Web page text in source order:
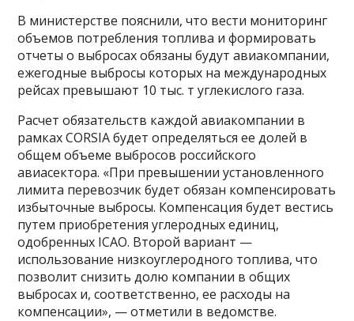
В министерстве пояснили, что вести мониторинг
объемов потребления топлива и формировать
отчеты о выбросах обязаны будут авиакомпании,
ежегодные выбросы которых на международных
рейсах превышают 10 тыс. т углекислого газа.
Расчет обязательств каждой авиакомпании в
рамках CORSIA будет определяться ее долей в
общем объеме выбросов российского
авиасектора. «При превышении установленного
лимита перевозчик будет обязан компенсировать
избыточные выбросы. Компенсация будет вестись
путем приобретения углеродных единиц,
одобренных ICAO. Второй вариант —
использование низкоуглеродного топлива, что
позволит снизить долю компании в общих
выбросах и, соответственно, ее расходы на
компенсации», — отметили в ведомстве.